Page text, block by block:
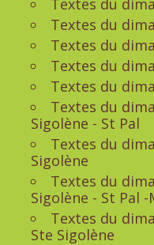
Textes du
Textes du
Textes du
Textes du
Textes du
Textes du
Sigolène - St Pal
Textes du
Sigolène
Textes du
Sigolène - St Pal
Textes du
Ste Sigolène